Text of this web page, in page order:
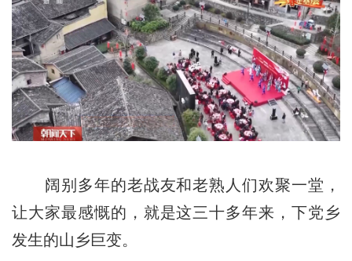
阔别多年的老战友和老熟人们欢聚一堂，
让大家最感慨的，就是这三十多年来，下党乡
发生的山乡巨变。